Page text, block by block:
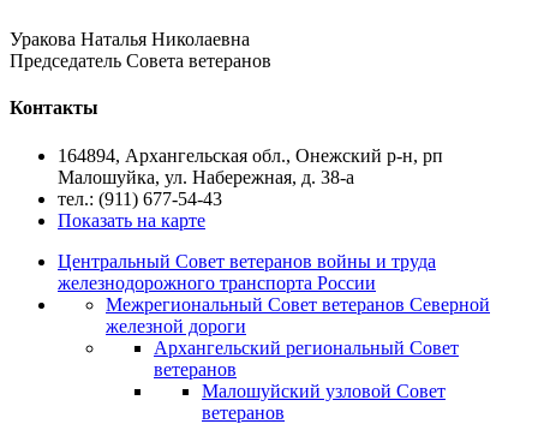
Уракова Наталья Николаевна
Председатель Совета ветеранов
Контакты
164894, Архангельская обл., Онежский р-н, рп
Малошуйка, ул. Набережная, д. 38-а
тел.: (911) 677-54-43
Показать на карте
Центральный Совет ветеранов войны и труда
железнодорожного транспорта России
Межрегиональный Совет ветеранов Северной
железной дороги
Архангельский региональный Совет
ветеранов
Малошуйский узловой Совет
ветеранов